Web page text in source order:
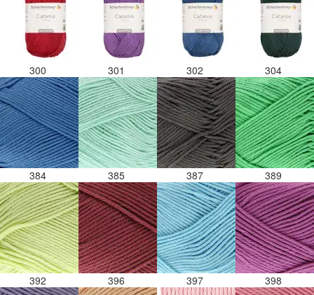
300 301 302 304
384 385 387 389
392 396 397 398